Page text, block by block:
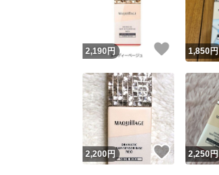
2,190 円 いいね！
1,850円
2,200円 いいね！
2,250円